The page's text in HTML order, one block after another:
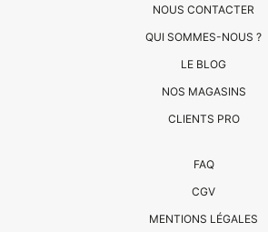
NOUS CONTACTER
QUI SOMMES-NOUS ?
LE BLOG
NOS MAGASINS
CLIENTS PRO
FAQ
CGV
MENTIONS LÉGALES